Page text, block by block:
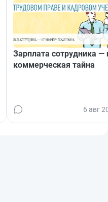
Зарплата сотрудника —
коммерческая тайна
6 авг